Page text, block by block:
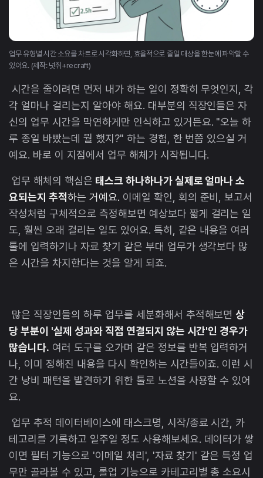
업무 유형별 시간 소요를 차트로 시각화하면, 효율적으로 줄일 대상을 한눈에 파악할 수
있어요. (제작: 넛쥐+recraft)
시간을 줄이려면 먼저 내가 하는 일이 정확히 무엇인지, 각
각 얼마나 걸리는지 알아야 해요. 대부분의 직장인들은 자
신의 업무 시간을 막연하게만 인식하고 있거든요. "오늘 하
루 종일 바빴는데 뭘 했지?" 하는 경험, 한 번쯤 있으실 거
예요. 바로 이 지점에서 업무 해체가 시작됩니다.
업무 해체의 핵심은 태스크 하나하나가 실제로 얼마나 소
요되는지 추적하는 거예요. 이메일 확인, 회의 준비, 보고서
작성처럼 구체적으로 측정해보면 예상보다 짧게 걸리는 일
도, 훨씬 오래 걸리는 일도 있어요. 특히, 같은 내용을 여러
툴에 입력하기나 자료 찾기 같은 부대 업무가 생각보다 많
은 시간을 차지한다는 것을 알게 되죠.
많은 직장인들의 하루 업무를 세분화해서 추적해보면 상
당 부분이 '실제 성과와 직접 연결되지 않는 시간'인 경우가
많습니다. 여러 도구를 오가며 같은 정보를 반복 입력하거
나, 이미 정해진 내용을 다시 확인하는 시간들이죠. 이런 시
간 낭비 패턴을 발견하기 위한 툴로 노션을 사용할 수 있어
요.
업무 추적 데이터베이스에 태스크명, 시작/종료 시간, 카
테고리를 기록하고 일주일 정도 사용해보세요. 데이터가 쌓
이면 필터 기능으로 '이메일 처리', '자료 찾기' 같은 특정 업
무만 골라볼 수 있고, 롤업 기능으로 카테고리별 총 소요시